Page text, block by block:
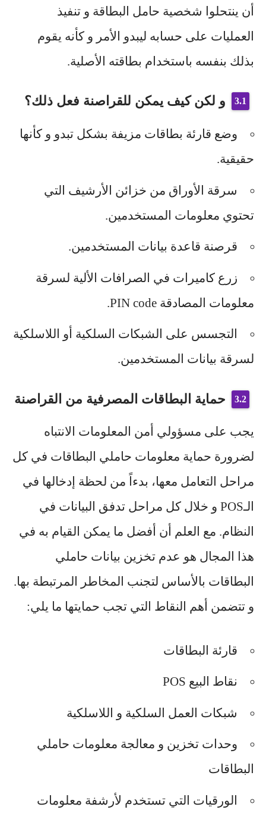
أن ينتحلوا شخصية حامل البطاقة و تنفيذ
العمليات على حسابه ليبدو الأمر و كأنه يقوم
بذلك بنفسه باستخدام بطاقته الأصلية.
و لكن كيف يمكن للقراصنة فعل ذلك؟
وضع قارئة بطاقات مزيفة بشكل تبدو و كأنها
حقيقية.
سرقة الأوراق من خزائن الأرشيف التي
تحتوي معلومات المستخدمين.
قرصنة قاعدة بيانات المستخدمين.
زرع كاميرات في الصرافات الألية لسرقة
معلومات المصادقة PIN code.
التجسس على الشبكات السلكية أو اللاسلكية
لسرقة بيانات المستخدمين.
حماية البطاقات المصرفية من القراصنة
يجب على مسؤولي أمن المعلومات الانتباه
لضرورة حماية معلومات حاملي البطاقات في كل
مراحل التعامل معها، بدءاً من لحظة إدخالها في
الـPOS و خلال كل مراحل تدفق البيانات في
النظام. مع العلم أن أفضل ما يمكن القيام به في
هذا المجال هو عدم تخزين بيانات حاملي
البطاقات بالأساس لتجنب المخاطر المرتبطة بها.
و تتضمن أهم النقاط التي تجب حمايتها ما يلي:
قارئة البطاقات
نقاط البيع POS
شبكات العمل السلكية و اللاسلكية
وحدات تخزين و معالجة معلومات حاملي
البطاقات
الورقيات التي تستخدم لأرشفة معلومات